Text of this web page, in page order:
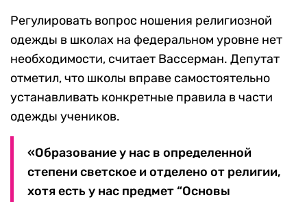
Регулировать вопрос ношения религиозной
одежды в школах на федеральном уровне нет
необходимости, считает Вассерман. Депутат
отметил, что школы вправе самостоятельно
устанавливать конкретные правила в части
одежды учеников.
«Образование у нас в определенной
степени светское и отделено от религии,
хотя есть у нас предмет “Основы